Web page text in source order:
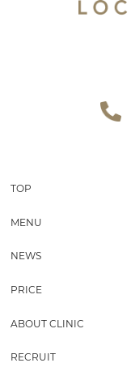
TOP
MENU
NEWS
PRICE
ABOUT CLINIC
RECRUIT